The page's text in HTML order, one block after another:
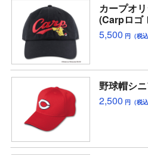
カープオ
(Carpロゴ
5,500 円（税込
野球帽シ
2,500 円（税込